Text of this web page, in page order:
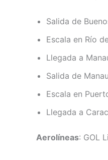
Salida de
Escala en Río
Llegada a
Salida de
Escala en
Llegada a
Aerolíneas: GOL